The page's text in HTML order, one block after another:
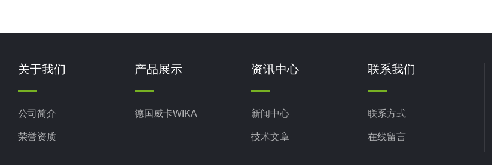
关于我们
公司简介
荣誉资质
产品展示
德国威卡WIKA
资讯中心
新闻中心
技术文章
联系我们
联系方式
在线留言